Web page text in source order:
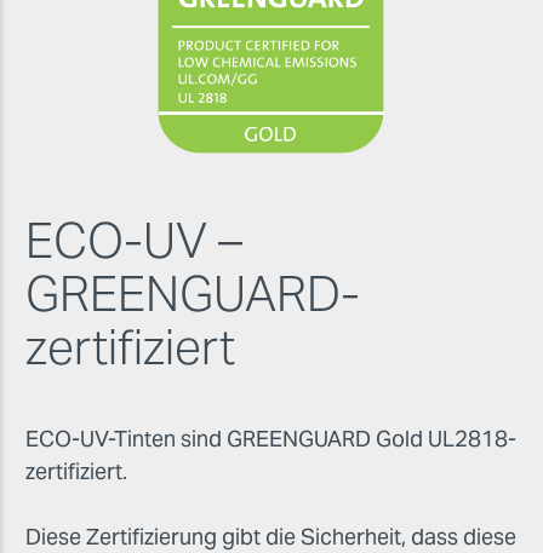
ECO-UV –
GREENGUARD-
zertifiziert
ECO-UV-Tinten sind GREENGUARD Gold UL2818-
zertifiziert.
Diese Zertifizierung gibt die Sicherheit, dass diese